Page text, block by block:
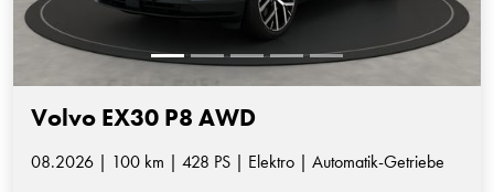
Volvo EX30 P8 AWD
08.2026 | 100 km | 428 PS | Elektro | Automatik-Getriebe